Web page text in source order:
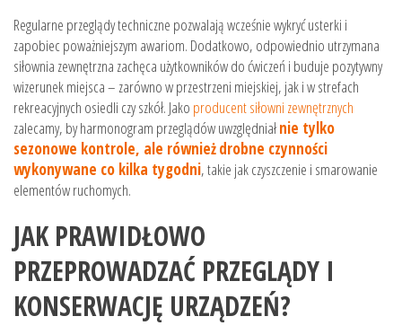
Regularne przeglądy techniczne pozwalają wcześnie wykryć usterki i
zapobiec poważniejszym awariom. Dodatkowo, odpowiednio utrzymana
siłownia zewnętrzna zachęca użytkowników do ćwiczeń i buduje pozytywny
wizerunek miejsca – zarówno w przestrzeni miejskiej, jak i w strefach
rekreacyjnych osiedli czy szkół. Jako producent siłowni zewnętrznych
zalecamy, by harmonogram przeglądów uwzględniałnie tylko
sezonowe kontrole, ale równieżdrobne czynności
wykonywane co kilka tygodni, takie jak czyszczenie i smarowanie
elementów ruchomych.
JAK PRAWIDŁOWO
PRZEPROWADZAĆ PRZEGLĄDY I
KONSERWACJĘ URZĄDZEŃ?